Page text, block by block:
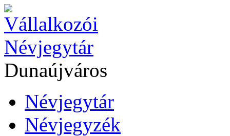
Dunaújváros
Névjegytár
Névjegyzék